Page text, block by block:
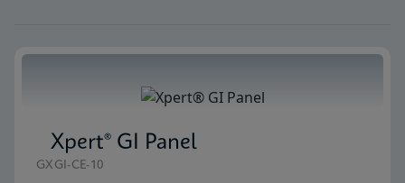
Xpert® GI Panel
GXGI-CE-10